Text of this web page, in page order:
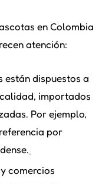
en Colombia
atención:
están dispuestos a
importados
Por ejemplo,
por
comercios